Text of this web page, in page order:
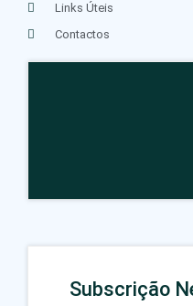
Links Úteis
Contactos
Subscrição